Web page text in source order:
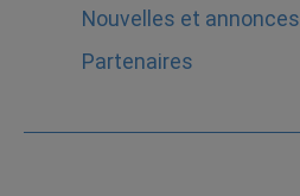
Nouvelles et annonces
Partenaires